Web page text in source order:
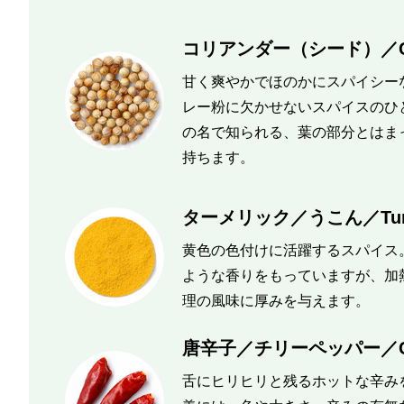
コリアンダー（シード）
甘く爽やかでほのかにスパイシー
レー粉に欠かせないスパイスの
の名で知られる、葉の部分とはま
持ちます。
ターメリック／うこん／
黄色の色付けに活躍するスパイス
ような香りをもっていますが、
理の風味に厚みを与えます。
唐辛子／チリーペッパー
舌にヒリヒリと残るホットな辛み